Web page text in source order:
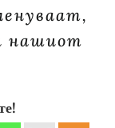
нашиот